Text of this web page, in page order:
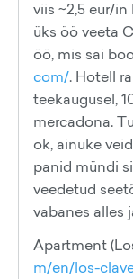
viis ~2,5 eur/
üks öö veeta
öö, mis sai
com/. Hotell
teekaugusel,
mercadona.
ok, ainuke
panid mündi
veedetud
vabanes alles
Apartment
m/en/los-